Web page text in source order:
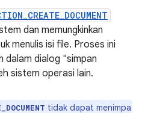
dan memungkinkan
menulis isi file. Proses ini
dalam dialog "simpan
sistem operasi lain.
tidak dapat menimpa